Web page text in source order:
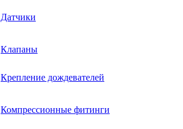
Датчики
Клапаны
Крепление дождевателей
Компрессионные фитинги